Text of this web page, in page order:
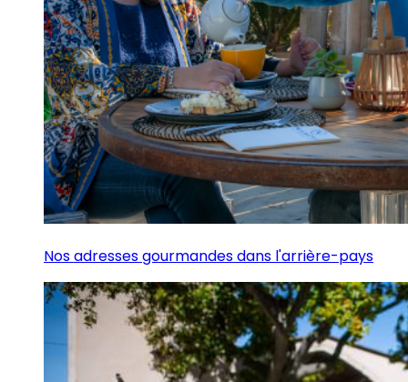
Nos adresses gourmandes dans l'arrière-pays